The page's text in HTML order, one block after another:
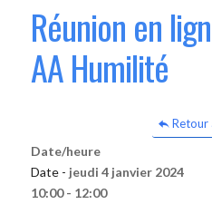
Réunion en
AA Humilité
Retour
Date/heure
Date - jeudi 4 janvier 2024
10:00 - 12:00